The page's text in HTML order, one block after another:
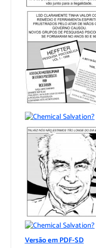
Versão em PDF-SD